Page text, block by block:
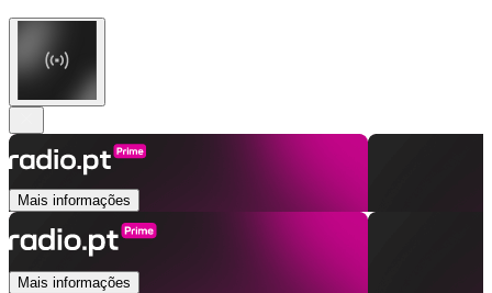
Mais informações
Mais informações